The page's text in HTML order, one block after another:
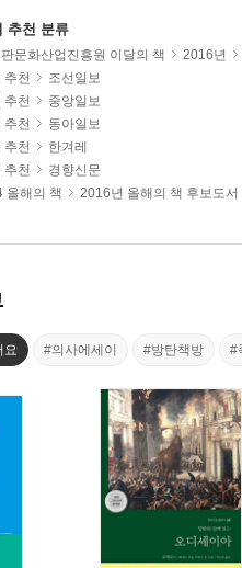
추천 분류
문화산업진흥원 이달의 책 2016년
추천
조선일보
추천
중앙일보
추천
동아일보
추천
한겨레
추천
경향신문
올해의 책 2016년 올해의 책 후보도서
요 #의사에세이 #방탄책방 #